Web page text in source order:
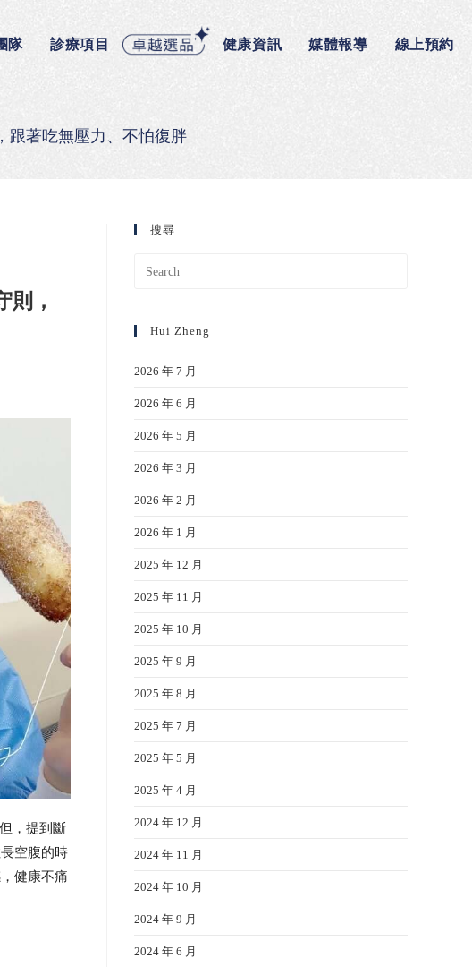
隊 診療項目 健康資訊 媒體報導 線上預約
跟著吃無壓力、不怕復胖
則，
，提到斷
空腹的時
健康不痛
搜尋
Hui Zheng
2026 年 7 月
2026 年 6 月
2026 年 5 月
2026 年 3 月
2026 年 2 月
2026 年 1 月
2025 年 12 月
2025 年 11 月
2025 年 10 月
2025 年 9 月
2025 年 8 月
2025 年 7 月
2025 年 5 月
2025 年 4 月
2024 年 12 月
2024 年 11 月
2024 年 10 月
2024 年 9 月
2024 年 6 月